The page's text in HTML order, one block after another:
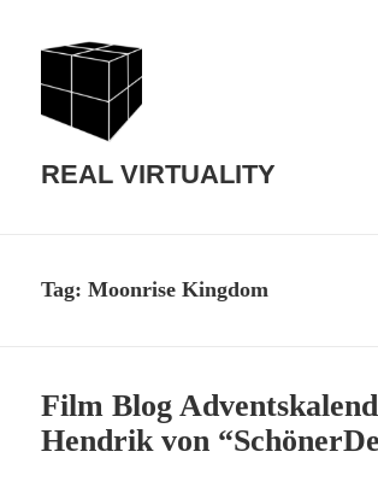
REAL VIRTUALITY
Tag:Moonrise Kingdom
Film Blog
Hendrik von